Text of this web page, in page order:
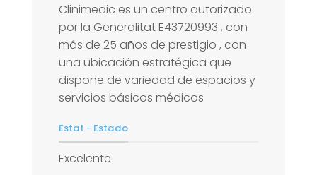
Clinimedic es un centro autorizado
por la Generalitat E43720993 , con
más de 25 años de prestigio , con
una ubicación estratégica que
dispone de variedad de espacios y
servicios básicos médicos
Estat - Estado
Excelente